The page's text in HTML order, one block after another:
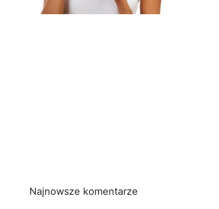
Najnowsze komentarze